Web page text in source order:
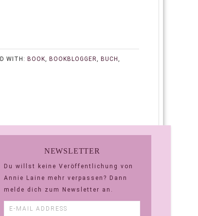
WITH:BOOK,BOOKBLOGGER,BUCH,
NEWSLETTER
Du willst keine Veröffentlichung von
Annie Laine mehr verpassen? Dann
melde dich zum Newsletter an.